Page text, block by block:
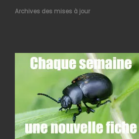
Archives des mises à jour